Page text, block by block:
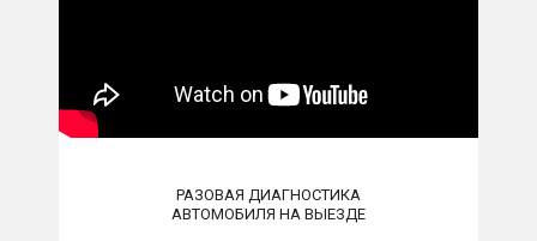
РАЗОВАЯ ДИАГНОСТИКА
АВТОМОБИЛЯ НА ВЫЕЗДЕ